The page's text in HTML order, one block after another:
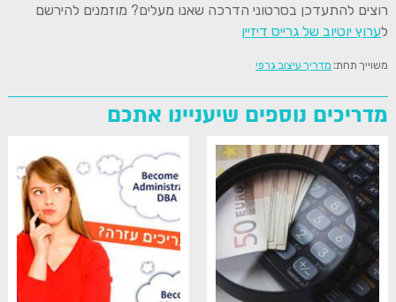
רוצים להתעדכן בסרטוני הדרכה שאנו מעלים? מוזמנים להירשם
לערוץ יוטיוב של גרייס דיזיין
משוייך תחת: מדריך עיצוב גרפי
מדריכים נוספים שיעניינו אתכם